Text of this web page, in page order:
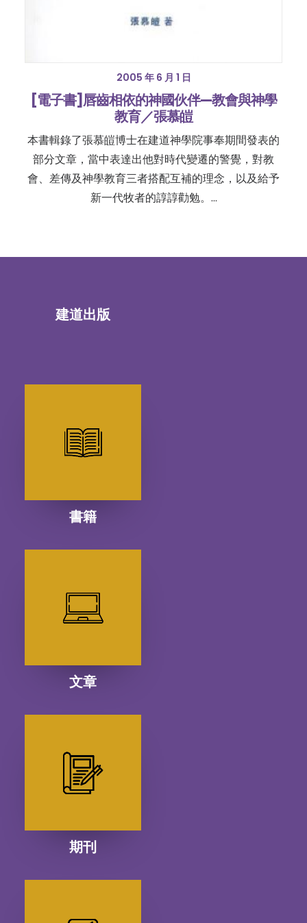
2005 年 6 月 1 日
[電子書]唇齒相依的神國伙伴—教會與神學
教育／張慕皚
本書輯錄了張慕皚博士在建道神學院事奉期間發表的
部分文章，當中表達出他對時代變遷的警覺，對教
會、差傳及神學教育三者搭配互補的理念，以及給予
新一代牧者的諄諄勸勉。…
建道出版
書籍
文章
期刊